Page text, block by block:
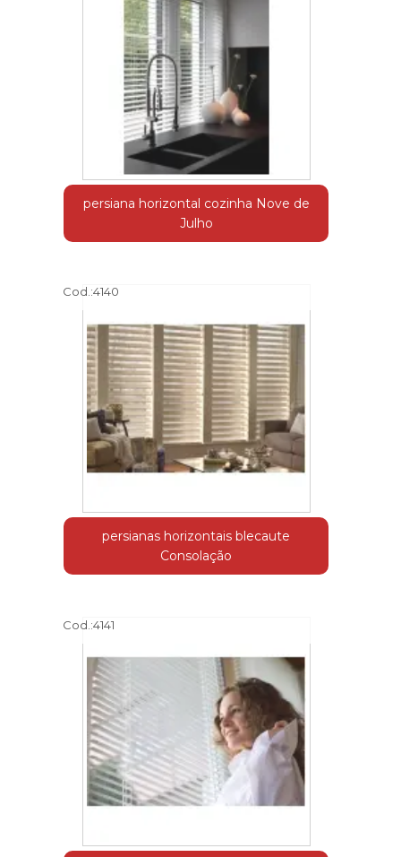
persiana horizontal cozinha Nove de
Julho
Cod.:4140
persianas horizontais blecaute
Consolação
Cod.:4141